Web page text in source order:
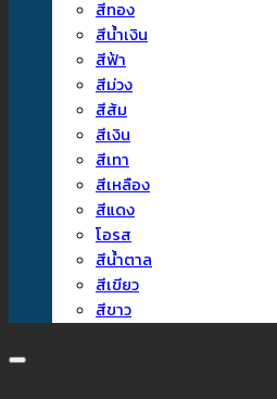
สีทอง
สีน้ำเงิน
สีฟ้า
สีม่วง
สีส้ม
สีเงิน
สีเทา
สีเหลือง
สีแดง
โอรส
สีน้ำตาล
สีเขียว
สีขาว